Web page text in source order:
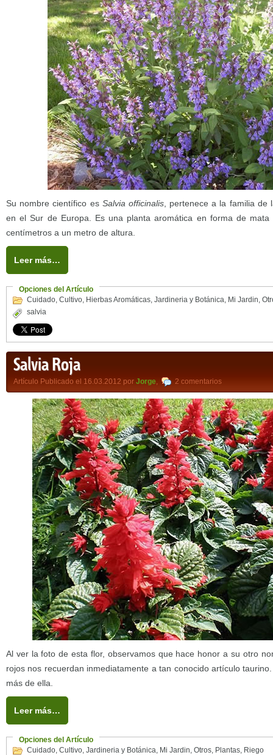
Su nombre científico es Salvia officinalis, pertenece a la familia de
en el Sur de Europa. Es una planta aromática en forma de
centímetros a un metro de altura.
Leer más…
Opciones del Artículo
Cuidado, Cultivo, Hierbas Aromáticas, Jardineria y Botánica, Mi Jardin,
salvia
Salvia Roja
Artículo Publicado el 16.03.2012 por Jorge, 2 comentarios
Al ver la foto de esta flor, observamos que hace honor a su otro
rojos nos recuerdan inmediatamente a tan conocido artículo
más de ella.
Leer más…
Opciones del Artículo
Cuidado, Cultivo, Jardineria y Botánica, Mi Jardin, Otros, Plantas, Riego